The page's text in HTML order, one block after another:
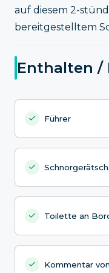
auf diesem 2-
bereitgestelltem
Enthalten /
Führer
Toilette an
Kommentar